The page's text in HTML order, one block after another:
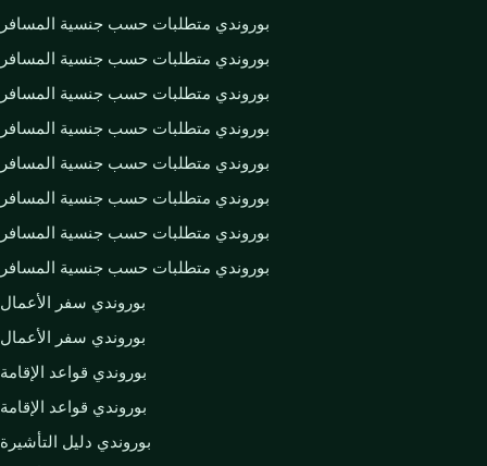
بوروندي متطلبات حسب جنسية المسافر
بوروندي متطلبات حسب جنسية المسافر
بوروندي متطلبات حسب جنسية المسافر
بوروندي متطلبات حسب جنسية المسافر
بوروندي متطلبات حسب جنسية المسافر
بوروندي متطلبات حسب جنسية المسافر
بوروندي متطلبات حسب جنسية المسافر
بوروندي متطلبات حسب جنسية المسافر
بوروندي سفر الأعمال
بوروندي سفر الأعمال
بوروندي قواعد الإقامة
بوروندي قواعد الإقامة
بوروندي دليل التأشيرة